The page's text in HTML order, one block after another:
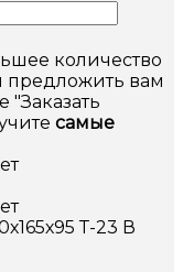
количество
предложить вам
самые
Т-23 В